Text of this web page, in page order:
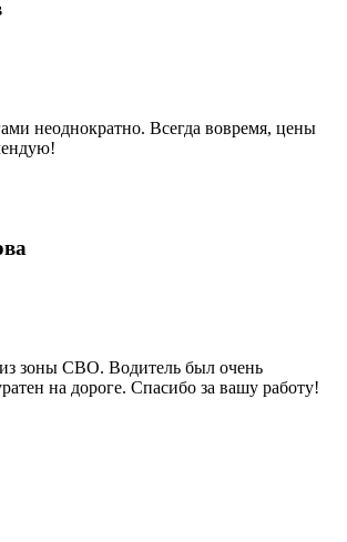
неоднократно. Всегда вовремя, цены
зоны СВО. Водитель был очень
на дороге. Спасибо за вашу работу!